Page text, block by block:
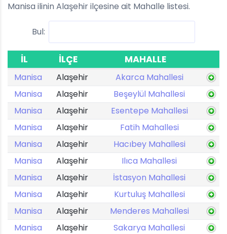
Manisa ilinin Alaşehir ilçesine ait Mahalle listesi.
Bul:
İL İLÇE MAHALLE
Manisa Alaşehir
Akarca Mahallesi
Manisa
Alaşehir
Beşeylül Mahallesi
Manisa
Alaşehir
Esentepe Mahallesi
Manisa
Alaşehir
Fatih Mahallesi
Manisa
Alaşehir
Hacıbey Mahallesi
Manisa
Alaşehir
Ilıca Mahallesi
Manisa
Alaşehir
İstasyon Mahallesi
Manisa
Alaşehir
Kurtuluş Mahallesi
Manisa
Alaşehir
Menderes Mahallesi
Manisa
Alaşehir
Sakarya Mahallesi